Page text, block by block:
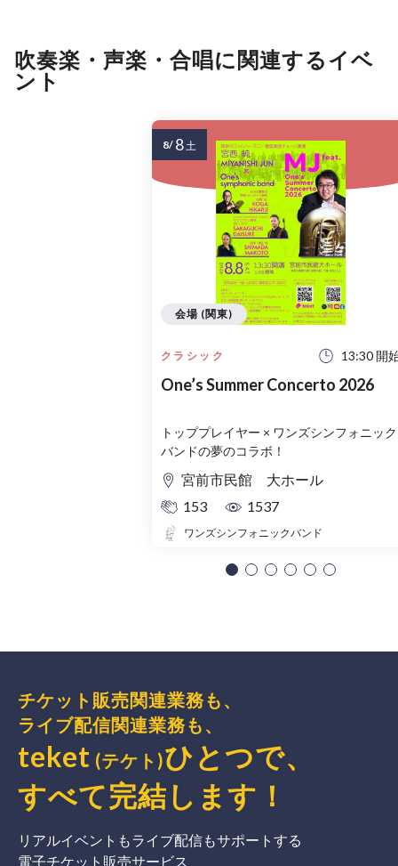
吹奏楽・声楽・合唱に関連するイベ
ント
クラシック 13:30 開
One’s Summer Concerto 2026
トッププレイヤー × ワンズシンフォニック
バンドの夢のコラボ！
宮前市民館 大ホール
153
1537
ワンズシンフォニックバンド
会場 (関東)
8/ 8土
チケット販売関連業務も、
ライブ配信関連業務も、
teket (テケト)ひとつで、
すべて完結 します ！
リアルイベントもライブ配信もサポートする
電子チケット販売サービス